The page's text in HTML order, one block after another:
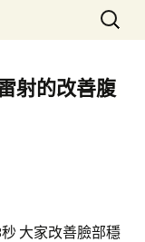
搜
尋
鍵
字:
射的改善腹
大家改善臉部穩